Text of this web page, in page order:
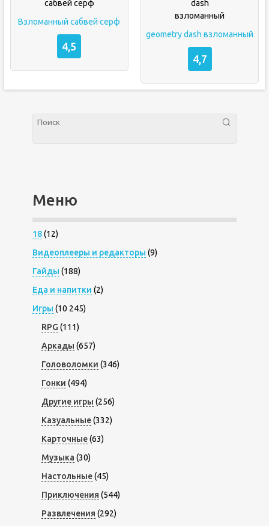
Взломанный сабвей серф
4,5
geometry dash взломанный
4,7
Меню
18(12)
Видеоплееры и редакторы (9)
Гайды (188)
Еда и напитки (2)
Игры (10 245)
RPG (111)
Аркады (657)
Головоломки (346)
Гонки (494)
Другие игры (256)
Казуальные(332)
Карточные(63)
Музыка (30)
Настольные(45)
Приключения (544)
Развлечения (292)